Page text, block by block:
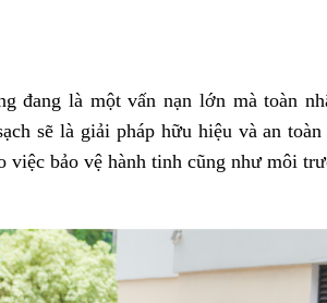
đang là một vấn nạn lớn mà toàn
sẽ là giải pháp hữu hiệu và an
việc bảo vệ hành tinh cũng như môi